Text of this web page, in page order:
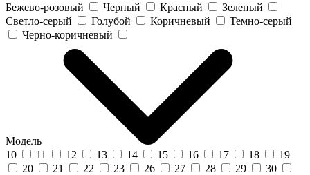
Бежево-розовый
Черный Красный
Зеленый
Светло-серый
Голубой Коричневый
Темно-серый
Черно-коричневый
Модель
10
11 12 13 14 15 16 17 18
19
20
21 22 23 26 27 28 29
30